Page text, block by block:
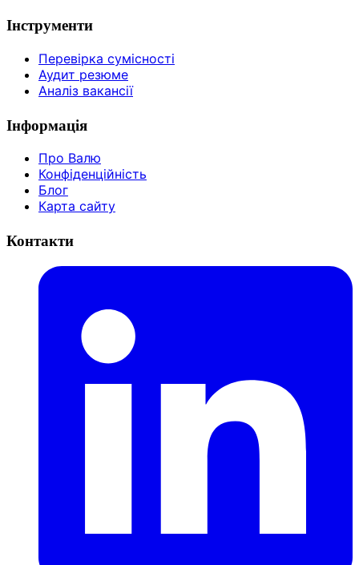
Інструменти
Перевірка сумісності
Аудит резюме
Аналіз вакансії
Інформація
Про Валю
Конфіденційність
Блог
Карта сайту
Контакти